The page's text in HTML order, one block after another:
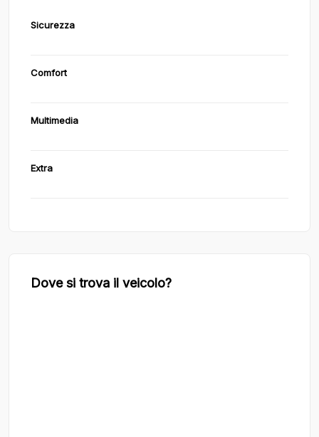
Sicurezza
Comfort
Multimedia
Extra
Dove si trova il veicolo?